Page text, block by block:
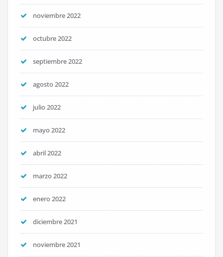
noviembre 2022
octubre 2022
septiembre 2022
agosto 2022
julio 2022
mayo 2022
abril 2022
marzo 2022
enero 2022
diciembre 2021
noviembre 2021